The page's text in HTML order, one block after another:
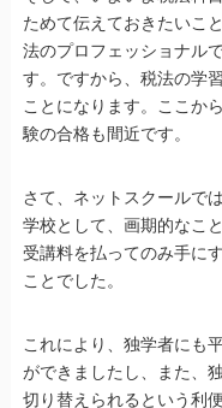
ためて伝えておきたいこ
法のプロフェッショナル
す。ですから、税法の学
ことになります。ここか
験の合格も間近です。
さて、ネットスクールで
学校として、画期的なこ
受講料を払ってのみ手に
ことでした。
これにより、独学者にも
ができましたし、また、
切り替えられるという利